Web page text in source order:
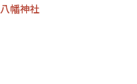
八幡神社